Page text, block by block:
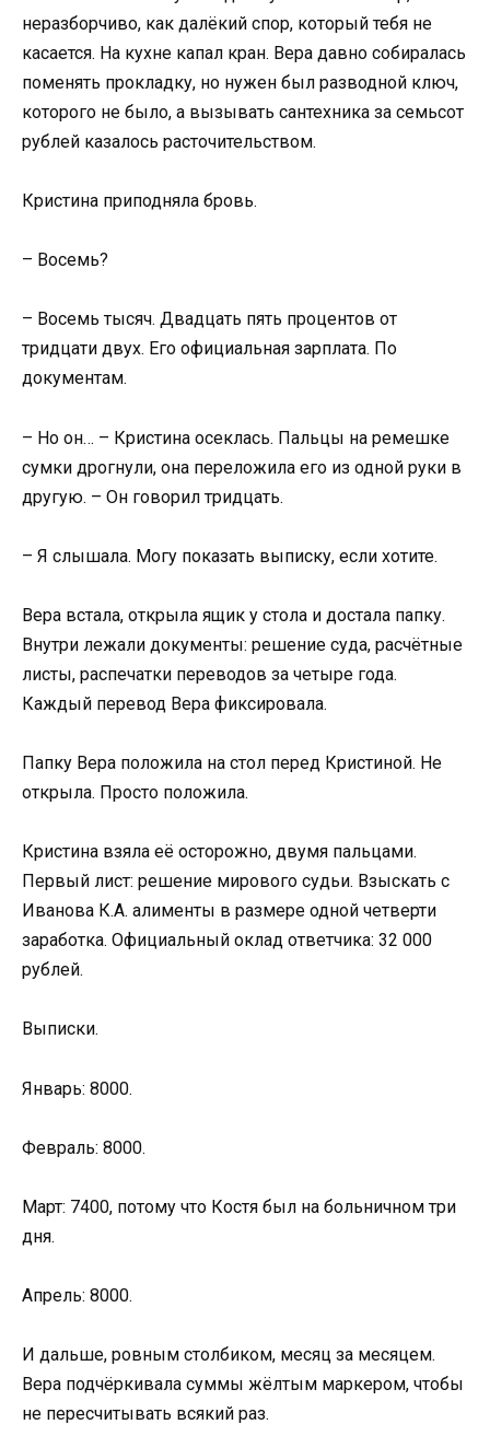
неразборчиво, как далёкий спор, который тебя не
касается. На кухне капал кран. Вера давно собиралась
поменять прокладку, но нужен был разводной ключ,
которого не было, а вызывать сантехника за семьсот
рублей казалось расточительством.
Кристина приподняла бровь.
– Восемь?
– Восемь тысяч. Двадцать пять процентов от
тридцати двух. Его официальная зарплата. По
документам.
– Но он… – Кристина осеклась. Пальцы на ремешке
сумки дрогнули, она переложила его из одной руки в
другую. – Он говорил тридцать.
– Я слышала. Могу показать выписку, если хотите.
Вера встала, открыла ящик у стола и достала папку.
Внутри лежали документы: решение суда, расчётные
листы, распечатки переводов за четыре года.
Каждый перевод Вера фиксировала.
Папку Вера положила на стол перед Кристиной. Не
открыла. Просто положила.
Кристина взяла её осторожно, двумя пальцами.
Первый лист: решение мирового судьи. Взыскать с
Иванова К.А. алименты в размере одной четверти
заработка. Официальный оклад ответчика: 32 000
рублей.
Выписки.
Январь: 8000.
Февраль: 8000.
Март: 7400, потому что Костя был на больничном три
дня.
Апрель: 8000.
И дальше, ровным столбиком, месяц за месяцем.
Вера подчёркивала суммы жёлтым маркером, чтобы
не пересчитывать всякий раз.